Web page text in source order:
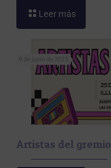
Leer más
9 de junio de 2025
Artistas del gremio